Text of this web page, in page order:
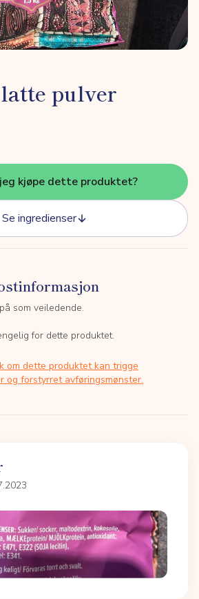
pulver
kjøpe dette produktet?
Se ingredienser
som veiledende.
for dette produktet.
om dette produktet kan trigge
og forstyrret avføringsmønster.